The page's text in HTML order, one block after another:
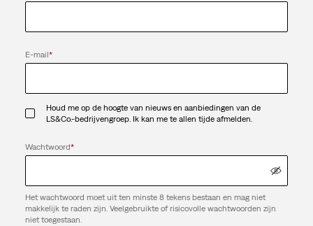
E-mail*
Houd me op de hoogte van nieuws en aanbiedingen van de
LS&Co.-bedrijvengroep. Ik kan me te allen tijde afmelden.
Wachtwoord*
Het wachtwoord moet uit ten minste 8 tekens bestaan en mag niet
makkelijk te raden zijn. Veelgebruikte of risicovolle wachtwoorden zijn
niet toegestaan.